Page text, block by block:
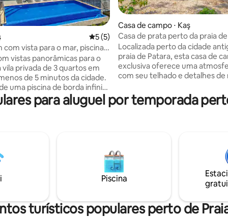
de 5, 21 avaliações
5 de uma avaliação média de 5, 5
5 (5)
com vista para o mar, piscina
privativa
vistas panorâmicas para o
vila privada de 3 quartos em
de 5 minutos da cidade.
uma piscina de borda infinita
m, terraços para banhos de
de qualidade,
lavar louça, máquina de lavar
de bilhar de 2,13 m. Todos
têm banheiro privativo,
quarto principal king size
Casa de campo ⋅ Kaş
Casa de prata perto da praia
da cidade antiga
Localizada perto da cidade
praia de Patara, esta casa de
exclusiva oferece uma
com seu telhado e detalhes de
natureza e do mar juntos. Você pode
desfrutar da praia durante o
Antiga de Patara – 5 minutos a pé •
cidade antiga está aberta aos
como um museu noturno
meses de verão A 1,5 km dos
supermercados Migros e A101
para aluguel por temporada
Piscina
turísticos populares perto de